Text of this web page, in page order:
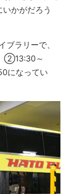
かがだろう
ラリーで、
②13:30～
になってい